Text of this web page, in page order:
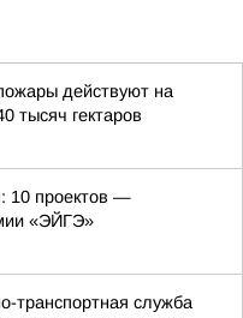
действуют на
тысяч гектаров
10 проектов —
«ЭЙГЭ»
транспортная служба